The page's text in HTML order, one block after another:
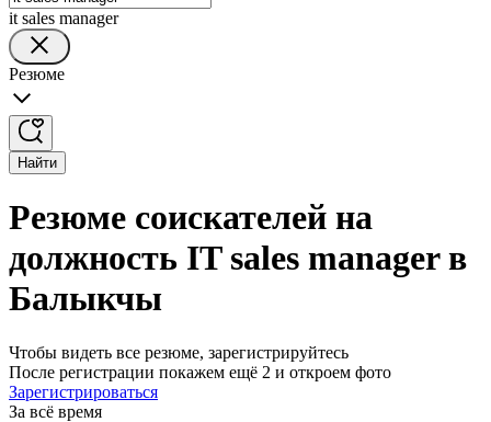
it sales manager
Резюме
Найти
Резюме соискателей на
должность IT sales manager в
Балыкчы
Чтобы видеть все резюме, зарегистрируйтесь
После регистрации покажем ещё 2 и откроем фото
Зарегистрироваться
За всё время